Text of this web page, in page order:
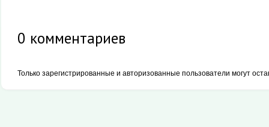
0 комментариев
Только зарегистрированные и авторизованные пользователи могут